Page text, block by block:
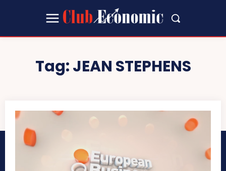
Tag:JEAN STEPHENS